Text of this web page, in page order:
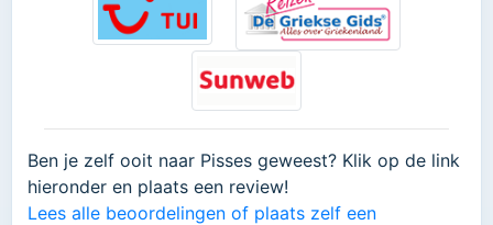
Ben je zelf ooit naar Pisses geweest? Klik op de link
hieronder en plaats een review!
Lees alle beoordelingen of plaats zelf een